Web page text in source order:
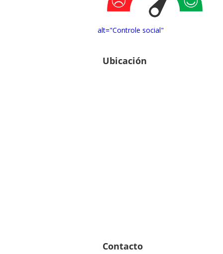
alt="Controle social"
Ubicación
Contacto